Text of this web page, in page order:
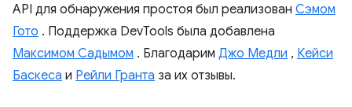
API для обнаружения простоя был реализован Сэмом
Гото . Поддержка DevTools была добавлена
Максимом Садымом . Благодарим Джо Медли , Кейси
Баскеса и Рейли Гранта за их отзывы.